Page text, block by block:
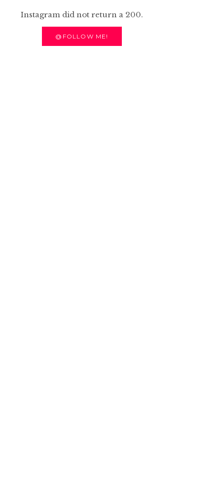
Instagram did not return a 200.
@FOLLOW ME!